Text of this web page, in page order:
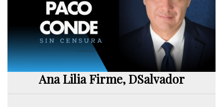
Ana Lilia Firme, DSalvador